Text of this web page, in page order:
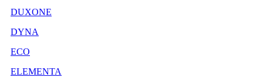
DUXONE
DYNA
ECO
ELEMENTA